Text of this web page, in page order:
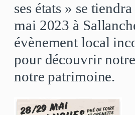
ses états » se
mai 2023 à
évènement local
pour découvrir
notre patrimoine.